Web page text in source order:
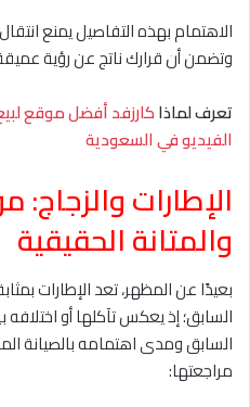
الاهتمام بهذه التفاصيل يمنع
وتضمن أن قرارك ناتج عن رؤية
تعرف لماذاكارزفد أفضل موقع
الفيديو في السعودية
الإطارات والزجاج:
والمتانة الحقيقية
بعيدًا عن المظهر، تعد الإطارات
السابق؛ إذ يعكس تآكلها أو اختلافه
السابق ومدى اهتمامه بالصيانة
مراجعتها: